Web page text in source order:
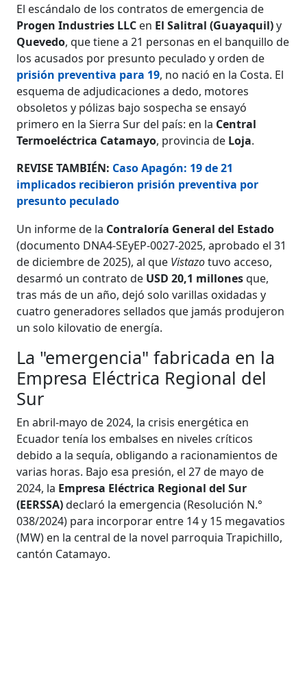
El escándalo de los contratos de emergencia de
Progen Industries LLC en El Salitral (Guayaquil)y
Quevedo, que tiene a 21 personas en el banquillo de
los acusados por presunto peculado y orden de
prisión preventiva para 19, no nació en la Costa. El
esquema de adjudicaciones a dedo, motores
obsoletos y pólizas bajo sospecha se ensayó
primero en la Sierra Sur del país: en la Central
Termoeléctrica Catamayo, provincia de Loja.
REVISE TAMBIÉN: Caso Apagón: 19 de 21
implicados recibieron prisión preventiva por
presunto peculado
Un informe de la Contraloría General del Estado
(documento DNA4-SEyEP-0027-2025, aprobado el 31
de diciembre de 2025), al que Vistazotuvo acceso,
desarmó un contrato de USD 20,1 millonesque,
tras más de un año, dejó solo varillas oxidadas y
cuatro generadores sellados que jamás produjeron
un solo kilovatio de energía.
La "emergencia" fabricada en la
Empresa Eléctrica Regional del
Sur
En abril-mayo de 2024, la crisis energética en
Ecuador tenía los embalses en niveles críticos
debido a la sequía, obligando a racionamientos de
varias horas. Bajo esa presión, el 27 de mayo de
2024, la Empresa Eléctrica Regional del Sur
(EERSSA)declaró la emergencia (Resolución N.°
038/2024) para incorporar entre 14 y 15 megavatios
(MW) en la central de la novel parroquia Trapichillo,
cantón Catamayo.